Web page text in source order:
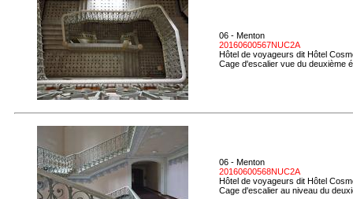
06 - Menton
20160600567NUC2A
Hôtel de voyageurs dit Hôtel
Cage d'escalier vue du deuxième
06 - Menton
20160600568NUC2A
Hôtel de voyageurs dit Hôtel
Cage d'escalier au niveau du